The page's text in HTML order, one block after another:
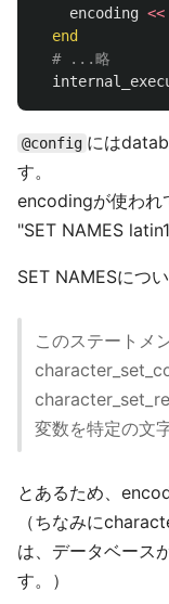
encoding <<
end
# ...略
@config には
す。
encodingが使われ
"SET NAMES
SET NAMESにつ
このステートメ
変数を特定の文
とあるため、
（ちなみに
は、データベース
す。）